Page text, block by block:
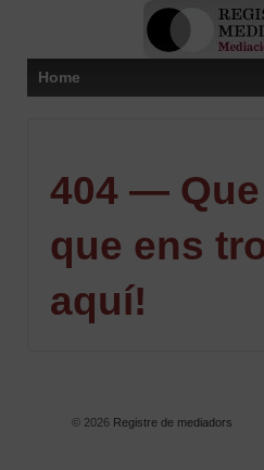
Home
404 —
que ens
aquí!
© 2026Registre de mediadors